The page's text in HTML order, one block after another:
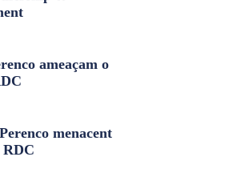
ameaçam o
menacent
RDC